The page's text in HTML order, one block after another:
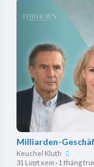
Milliarden-
Keuchel Kluth
31 Lượt xem · 1 tháng